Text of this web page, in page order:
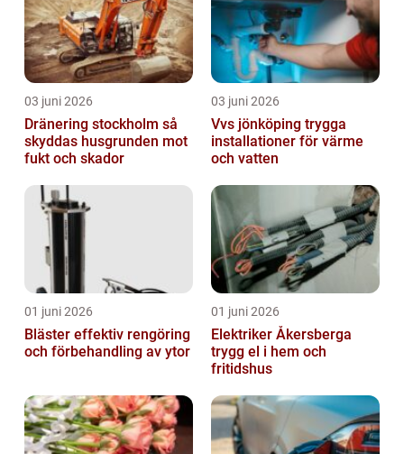
03 juni 2026
Dränering stockholm så
skyddas husgrunden mot
fukt och skador
03 juni 2026
Vvs jönköping trygga
installationer för värme
och vatten
01 juni 2026
Bläster effektiv rengöring
och förbehandling av ytor
01 juni 2026
Elektriker Åkersberga
trygg el i hem och
fritidshus